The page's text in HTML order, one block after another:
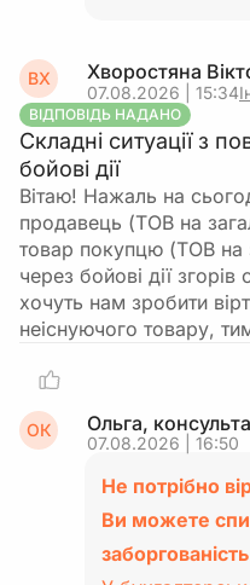
ВХ Хворостяна
07.08.2026 | 15:34
ВІДПОВІДЬ НАДАНО
Складні ситуації з
бойові дії
Вітаю! Нажаль на
продавець (ТОВ на
товар покупцю (ТОВ на
через бойові дії
хочуть нам зробити
неіснуючого товару,
ОК Ольга,
07.08.2026 | 16:50
Не потрібно
Ви можете